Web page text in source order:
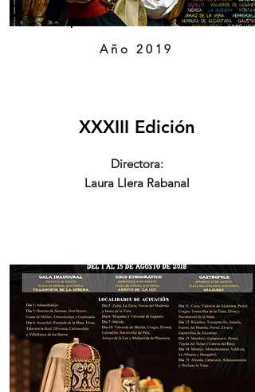
Año 2019
XXXIII Edición
Directora:
Laura Llera Rabanal